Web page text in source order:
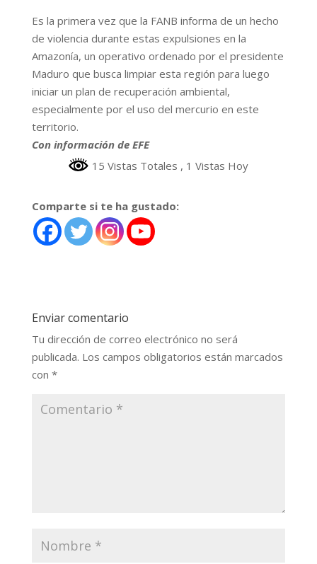
Es la primera vez que la FANB informa de un hecho
de violencia durante estas expulsiones en la
Amazonía, un operativo ordenado por el presidente
Maduro que busca limpiar esta región para luego
iniciar un plan de recuperación ambiental,
especialmente por el uso del mercurio en este
territorio.
Con información de EFE
15 Vistas Totales , 1 Vistas Hoy
Comparte si te ha gustado:
Enviar comentario
Tu dirección de correo electrónico no será
publicada. Los campos obligatorios están marcados
con *